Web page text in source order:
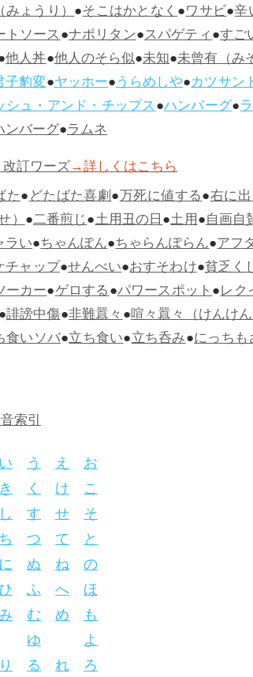
みょうり）●そこはかとなく●ワサビ●辛
トソース●ナポリタン●スパゲティ●すご
他人丼●他人のそら似●未知●未曾有（み
子豹変●ヤッホー●うらめしや●カツサン
シュ・アンド・チップス●ハンバーグ●
ンバーグ●ラムネ
訂ワーズ→詳しくはこちら
た●どたばた喜劇●万死に値する●右に
）●二番煎じ●土用丑の日●土用●自画自
ラい●ちゃんぽん●ちゃらんぽらん●アフ
チャップ●せんべい●おすそわけ●貧乏く
ーカー●ゲロする●パワースポット●レク
誹謗中傷●非難囂々●喧々囂々（けんけ
食いソバ●立ち食い●立ち呑み●にっち
索引
う え お
く け こ
す せ そ
つ て と
ぬ ね の
ふ へ ほ
む め も
ゆ
よ
る れ ろ